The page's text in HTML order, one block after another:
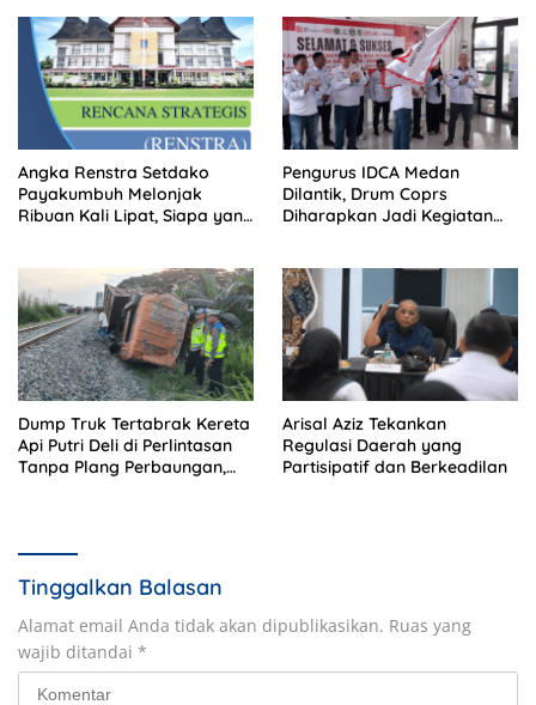
Angka Renstra Setdako
Payakumbuh Melonjak
Ribuan Kali Lipat, Siapa yang
Pengurus IDCA Medan
Dilantik, Drum Coprs
Diharapkan Jadi Kegiatan
Dump Truk Tertabrak Kereta
Api Putri Deli di Perlintasan
Tanpa Plang Perbaungan,
Arisal Aziz Tekankan
Regulasi Daerah yang
Partisipatif dan Berkeadilan
Tinggalkan Balasan
Alamat email Anda tidak akan dipublikasikan. Ruas yang
wajib ditandai *